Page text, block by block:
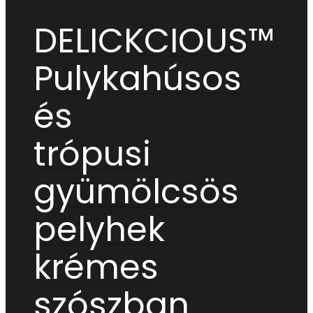
DELICKCIOUS™
Pulykahúsos
és
trópusi
gyümölcsös
pelyhek
krémes